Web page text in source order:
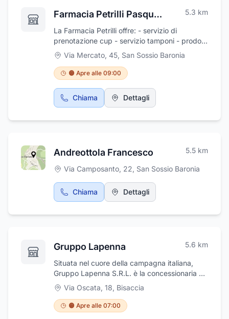
Farmacia Petrilli Pasquale S.A.S 5.3 km
La Farmacia Petrilli offre: - servizio di
prenotazione cup - servizio tamponi - prodotti
senza glutine - misurazione pressione
arteriosa e misurazione glicemia
Via Mercato, 45, San Sossio Baronia
🟠 Apre alle 09:00
Chiama Dettagli
Andreottola Francesco 5.5 km
Via Camposanto, 22, San Sossio Baronia
Chiama Dettagli
Gruppo Lapenna 5.6 km
Situata nel cuore della campagna italiana,
Gruppo Lapenna S.R.L. è la concessionaria di
attrezzi agricoli che soddisfa tutte le esigenze
degli agricoltori, dai professionisti ai piccoli
coltivatori. Specializzati nella vendita di
cereali, fertilizzanti e macchine agricole,
Via Oscata, 18, Bisaccia
🟠 Apre alle 07:00